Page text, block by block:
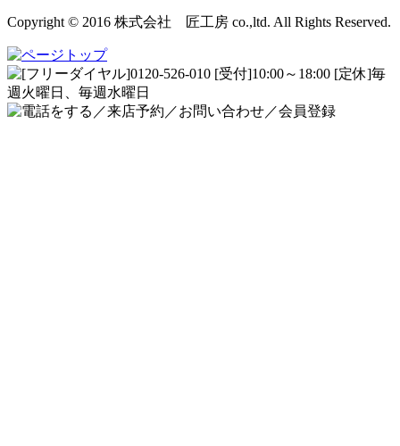
Copyright © 2016 株式会社 匠工房 co.,ltd. All Rights Reserved.